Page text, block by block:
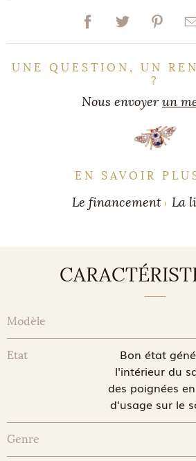
UNE QUESTION, UN
?
Nous envoyerun
EN SAVOIR
Le financement La
Modèle
Etat
Bon état
l'intérieur du
des poignées
d'usage sur le
Genre